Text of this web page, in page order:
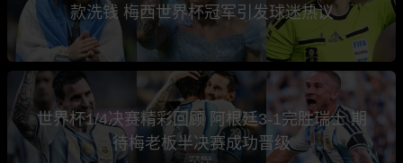
款洗钱 梅西世界杯冠军引发球迷热议
世界杯1/4决赛精彩回顾 阿根廷3-1完胜瑞士 期
待梅老板半决赛成功晋级